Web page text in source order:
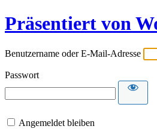
Präsentiert von
Benutzername oder E-Mail-Adresse
Passwort
Angemeldet bleiben